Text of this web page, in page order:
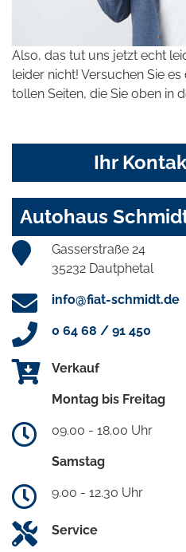
Also, das tut uns jetzt echt
leider nicht! Versuchen Sie
tollen Seiten, die Sie oben in
Ihr
Autohaus
Gasserstraße 24
35232 Dautphetal
info@fiat-schmidt.de
0 64 68 / 91 450
Verkauf
Montag bis Freitag
09.00 - 18.00 Uhr
Samstag
9.00 - 12.30 Uhr
Service